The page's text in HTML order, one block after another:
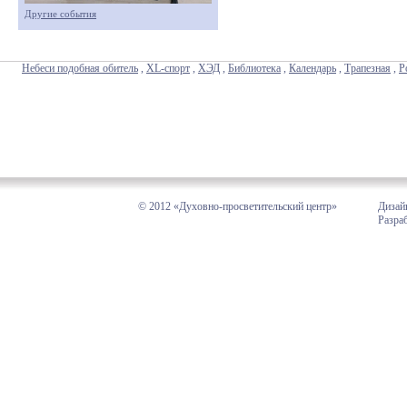
Другие события
Небеси подобная обитель , XL-спорт , ХЭД , Библиотека , Календарь , Трапезная ,
© 2012 «Духовно-просветительский центр»